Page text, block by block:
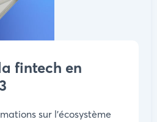
fintech en
sur l'écosystème